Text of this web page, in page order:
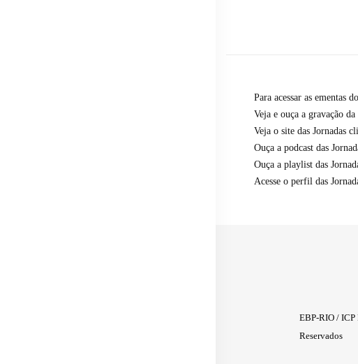
Para acessar as ementas
Veja e ouça a gravação
Veja o site das Jornadas
Ouça a podcast das
Ouça a playlist das
Acesse o perfil das
EBP-RIO / ICP
Reservados